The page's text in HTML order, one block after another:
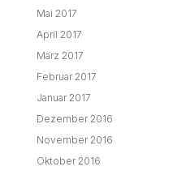
Mai 2017
April 2017
März 2017
Februar 2017
Januar 2017
Dezember 2016
November 2016
Oktober 2016